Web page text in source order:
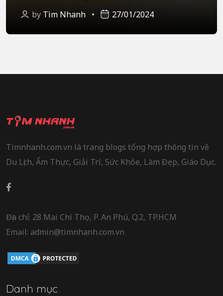
by Tìm Nhanh 27/01/2024
Timnhanh.com.vn là trang blogs tổng hợp thông tin về
Du Lịch, Ẩm Thực, Giải Trí, Sức Khỏe, Làm Đẹp, Giáo Dục.
Địa chỉ: 28 Mai Chí Thọ, P. An Phú, Q.2, TP.HCM
Email: admin@timnhanh.com.vn
Danh mục